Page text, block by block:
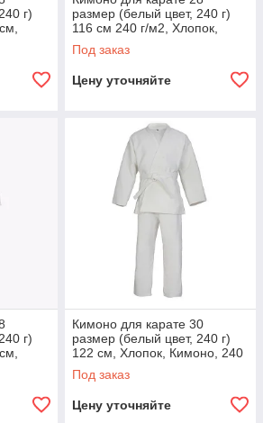
г)
размер (белый цвет, 240 г)
116 см 240 г/м2, Хлопок,
Кимоно, Карате
Под заказ
Цену уточняйте
г)
Кимоно для карате 30
размер (белый цвет, 240 г)
122 см, Хлопок, Кимоно, 240
г/м2, Карате
Под заказ
Цену уточняйте